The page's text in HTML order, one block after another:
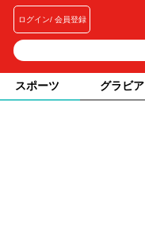
ログイン 会員登録
スポーツ グラビア